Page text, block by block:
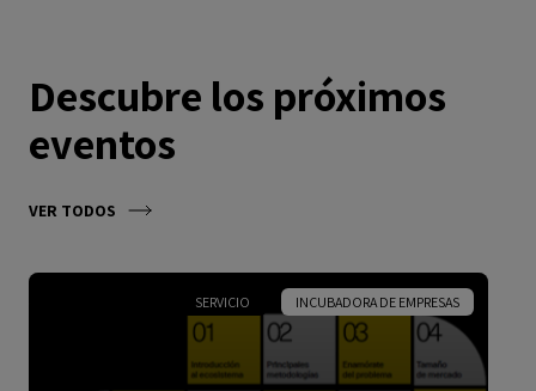
Descubre los próximos
eventos
VER TODOS
SERVICIO INCUBADORA DE EMPRESAS